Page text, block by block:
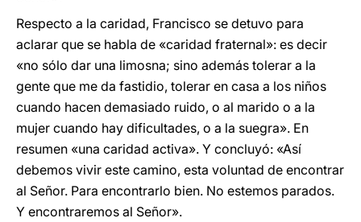
Respecto a la caridad, Francisco se detuvo para
aclarar que se habla de «caridad fraternal»: es decir
«no sólo dar una limosna; sino además tolerar a la
gente que me da fastidio, tolerar en casa a los niños
cuando hacen demasiado ruido, o al marido o a la
mujer cuando hay dificultades, o a la suegra». En
resumen «una caridad activa». Y concluyó: «Así
debemos vivir este camino, esta voluntad de encontrar
al Señor. Para encontrarlo bien. No estemos parados.
Y encontraremos al Señor».